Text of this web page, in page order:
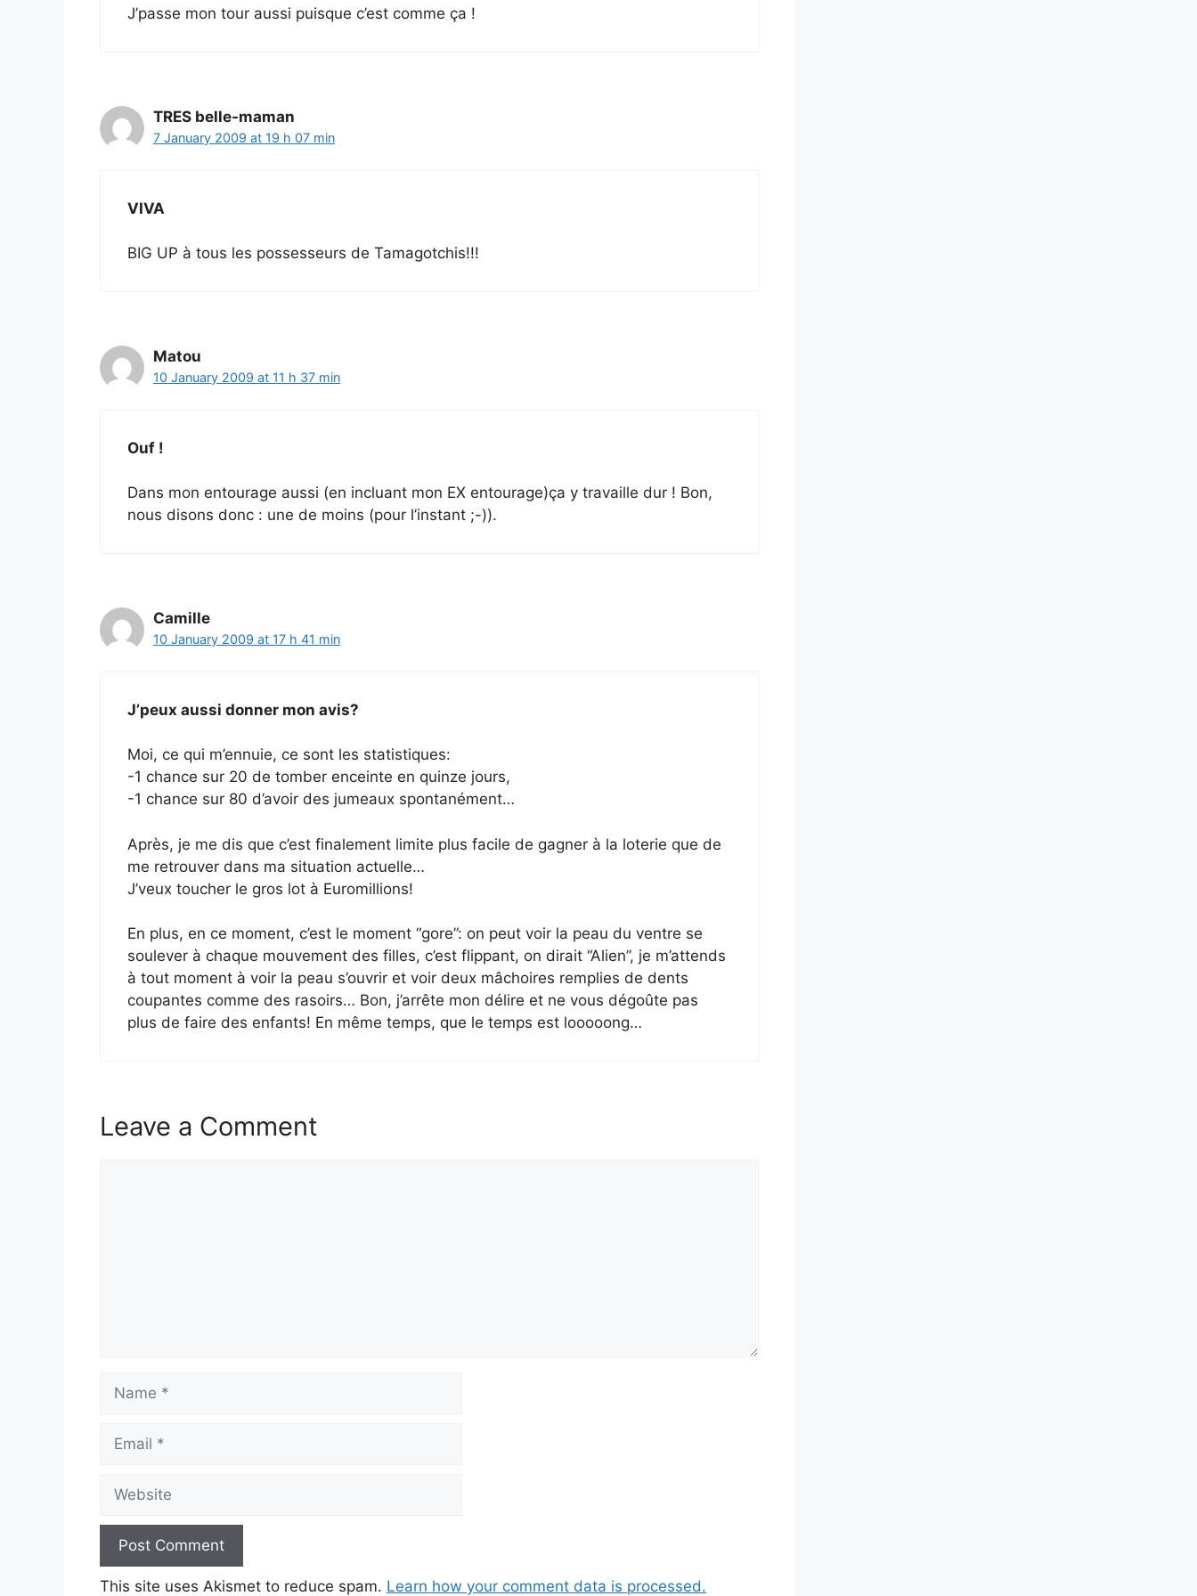
J’passe mon tour aussi puisque c’est comme ça !
TRES belle-maman
7 January 2009 at 19 h 07 min
VIVA
BIG UP à tous les possesseurs de Tamagotchis!!!
Matou
10 January 2009 at 11 h 37 min
Ouf !
Dans mon entourage aussi (en incluant mon EX entourage)ça y travaille dur ! Bon,
nous disons donc : une de moins (pour l’instant ;-)).
Camille
10 January 2009 at 17 h 41 min
J’peux aussi donner mon avis?
Moi, ce qui m’ennuie, ce sont les statistiques:
-1 chance sur 20 de tomber enceinte en quinze jours,
-1 chance sur 80 d’avoir des jumeaux spontanément…
Après, je me dis que c’est finalement limite plus facile de gagner à la loterie que de
me retrouver dans ma situation actuelle…
J’veux toucher le gros lot à Euromillions!
En plus, en ce moment, c’est le moment “gore”: on peut voir la peau du ventre se
soulever à chaque mouvement des filles, c’est flippant, on dirait “Alien”, je m’attends
à tout moment à voir la peau s’ouvrir et voir deux mâchoires remplies de dents
coupantes comme des rasoirs… Bon, j’arrête mon délire et ne vous dégoûte pas
plus de faire des enfants! En même temps, que le temps est looooong…
Leave a Comment
This site uses Akismet to reduce spam. Learn how your comment data is processed.